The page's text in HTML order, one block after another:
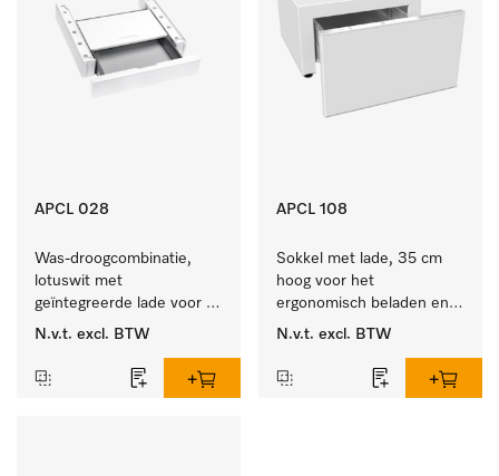
APCL 028
Was-droogcombinatie,
lotuswit met
geïntegreerde lade voor
een bijzonder
droogzuil. .
N.v.t. excl. BTW
APCL 108
Sokkel met lade, 35 cm
hoog voor het
ergonomisch beladen en
legen van de wasmachine
N.v.t. excl. BTW